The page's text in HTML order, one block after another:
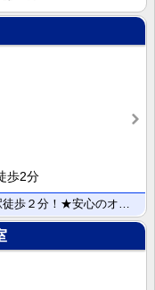
歩2分
★渋谷新宿まで乗り換えなし１本の明大前駅徒歩２分！★安心のオートロック！ エレベーター完備！ ４階！･･･